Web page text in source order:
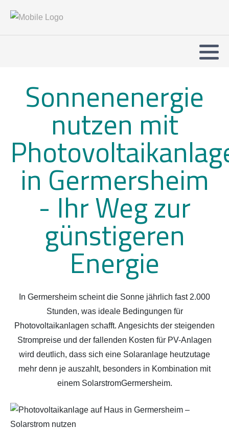
Sonnenenergie
nutzen mit
in Germersheim
- Ihr Weg zur
günstigeren
Energie
In Germersheim scheint die Sonne jährlich fast 2.000
Stunden, was ideale Bedingungen für
Photovoltaikanlagen schafft. Angesichts der steigenden
Strompreise und der fallenden Kosten für PV-Anlagen
wird deutlich, dass sich eine Solaranlage heutzutage
mehr denn je auszahlt, besonders in Kombination mit
einem SolarstromGermersheim.